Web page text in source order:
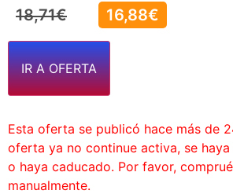
18,71€ 16,88€
IR A OFERTA
Esta oferta se publicó hace más de
oferta ya no continue activa, se
o haya caducado. Por favor,
manualmente.